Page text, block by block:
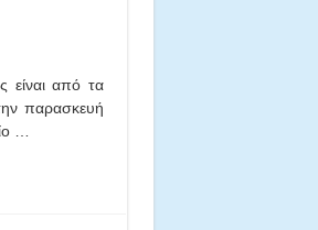
είναι από τα
παρασκευή
…